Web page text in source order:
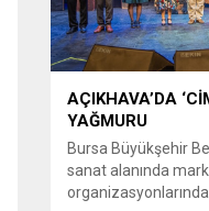
proje hayata
BUTTİM’de faaliyet
AÇIKHAVA’DA
YAĞMURU
Bursa Büyükşehir
sanat alanında